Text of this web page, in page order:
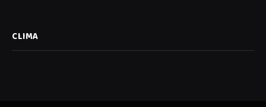
CLIMA